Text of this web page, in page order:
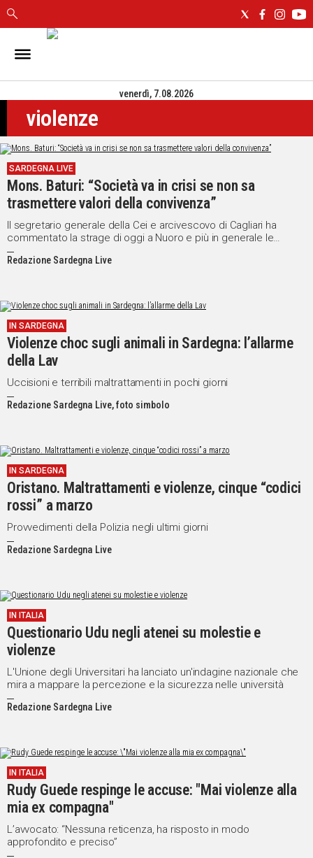
IN
CAGLIARI
SASSARI
NUORO
ORISTANO
SULCIS
GALLURA
OGLIASTRA
MEDIO
CAMPIDANO
POLITICA
IN
ITALIA
NEL
MONDO
VIDEO
WHATSAPP
Social
venerdì, 7.08.2026
violenze
SARDEGNA LIVE
Mons. Baturi: “Società va in crisi se non sa
trasmettere valori della convivenza”
Il segretario generale della Cei e arcivescovo di Cagliari ha
commentato la strage di oggi a Nuoro e più in generale le
violenze in famiglia
Redazione Sardegna Live
IN SARDEGNA
Violenze choc sugli animali in Sardegna: l’allarme
della Lav
Uccisioni e terribili maltrattamenti in pochi giorni
Redazione Sardegna Live, foto simbolo
IN SARDEGNA
Oristano. Maltrattamenti e violenze, cinque “codici
rossi” a marzo
Provvedimenti della Polizia negli ultimi giorni
Redazione Sardegna Live
IN ITALIA
Questionario Udu negli atenei su molestie e
violenze
L'Unione degli Universitari ha lanciato un'indagine nazionale che
mira a mappare la percezione e la sicurezza nelle università
Redazione Sardegna Live
IN ITALIA
Rudy Guede respinge le accuse: "Mai violenze alla
mia ex compagna"
L’avvocato: “Nessuna reticenza, ha risposto in modo
approfondito e preciso”